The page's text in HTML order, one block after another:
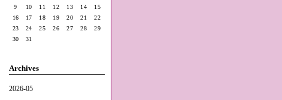
9
10 11 12 13 14
15
16
17 18 19 20 21
22
23
24 25 26 27 28
29
30
31
Archives
2026-05